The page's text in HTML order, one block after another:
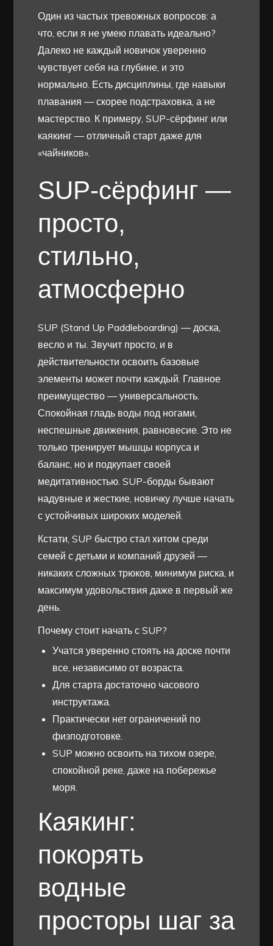
Один из частых тревожных вопросов: а
что, если я не умею плавать идеально?
Далеко не каждый новичок уверенно
чувствует себя на глубине, и это
нормально. Есть дисциплины, где навыки
плавания — скорее подстраховка, а не
мастерство. К примеру, SUP-сёрфинг или
каякинг — отличный старт даже для
«чайников».
SUP-сёрфинг —
просто,
стильно,
атмосферно
SUP (Stand Up Paddleboarding) — доска,
весло и ты. Звучит просто, и в
действительности освоить базовые
элементы может почти каждый. Главное
преимущество — универсальность.
Спокойная гладь воды под ногами,
неспешные движения, равновесие. Это не
только тренирует мышцы корпуса и
баланс, но и подкупает своей
медитативностью. SUP-борды бывают
надувные и жесткие, новичку лучше начать
с устойчивых широких моделей.
Кстати, SUP быстро стал хитом среди
семей с детьми и компаний друзей —
никаких сложных трюков, минимум риска, и
максимум удовольствия даже в первый же
день.
Почему стоит начать с SUP?
Учатся уверенно стоять на доске почти
все, независимо от возраста.
Для старта достаточно часового
инструктажа.
Практически нет ограничений по
физподготовке.
SUP можно освоить на тихом озере,
спокойной реке, даже на побережье
моря.
Каякинг:
покорять
водные
просторы шаг за